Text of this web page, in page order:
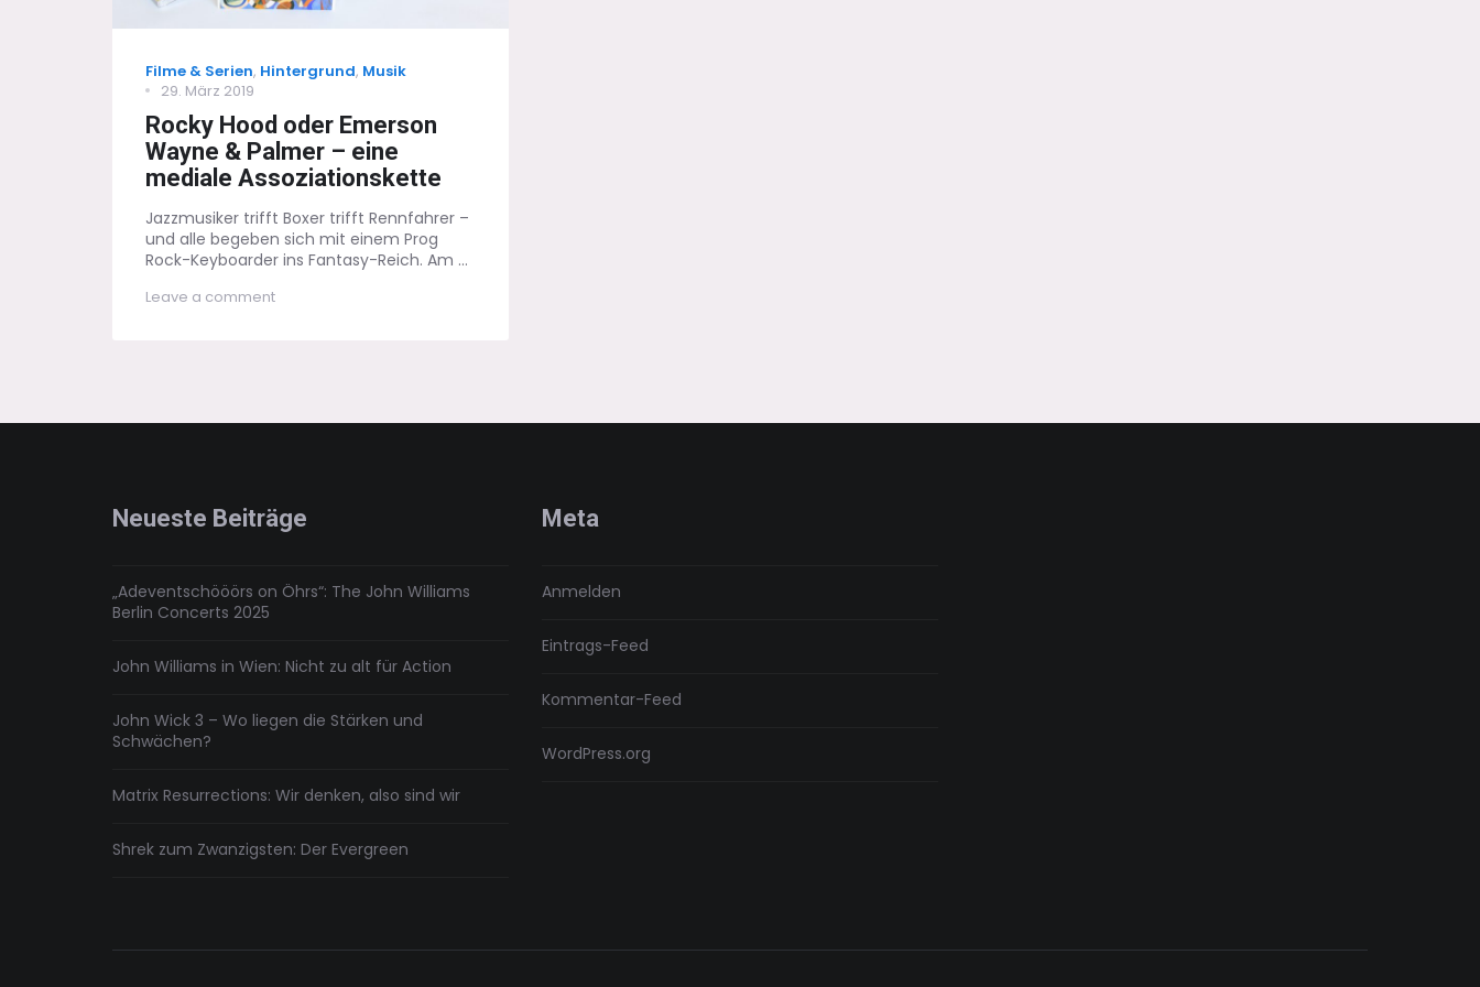
Categories
Filme & Serien, Hintergrund, Musik
Posted
29. März 2019
Rocky Hood oder Emerson
Wayne & Palmer – eine
mediale Assoziationskette
Jazzmusiker trifft Boxer trifft Rennfahrer –
und alle begeben sich mit einem Prog
Rock-Keyboarder ins Fantasy-Reich. Am ...
Leave a commenton
Assoziationskette
Neueste Beiträge
„Adeventschööörs on Öhrs“: The John Williams
Berlin Concerts 2025
John Williams in Wien: Nicht zu alt für Action
John Wick 3 – Wo liegen die Stärken und
Schwächen?
Matrix Resurrections: Wir denken, also sind wir
Shrek zum Zwanzigsten: Der Evergreen
Meta
Anmelden
Eintrags-Feed
Kommentar-Feed
WordPress.org